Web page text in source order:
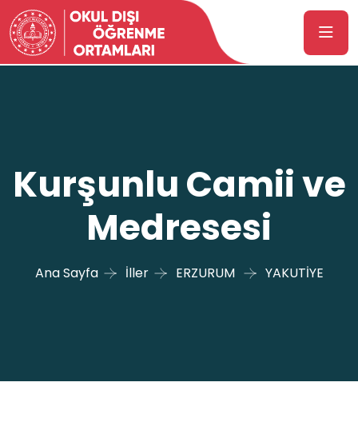
Kurşunlu Camii ve
Medresesi
Ana Sayfa İller ERZURUM YAKUTİYE